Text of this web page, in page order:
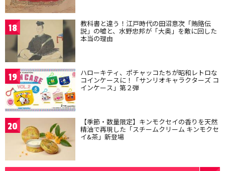
18 教科書と違う！江戸時代の田沼意次「賄賂伝
説」の嘘と、水野忠邦が「大奥」を敵に回した
本当の理由
19 ハローキティ、ポチャッコたちが昭和レトロな
コインケースに！「サンリオキャラクターズ コ
インケース」第２弾
20 【季節・数量限定】キンモクセイの香りを天然
精油で再現した「スチームクリーム キンモクセ
イ&茶」新登場